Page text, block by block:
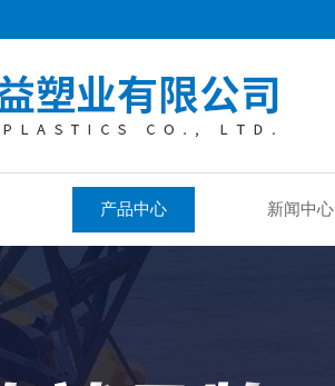
产品中心 新闻中心